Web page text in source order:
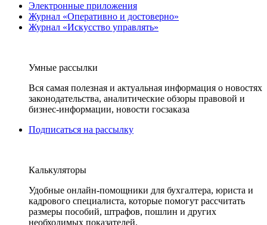
Электронные приложения
Журнал «Оперативно и достоверно»
Журнал «Искусство управлять»
Умные рассылки
Вся самая полезная и актуальная информация о новостях
законодательства, аналитические обзоры правовой и
бизнес-информации, новости госзаказа
Подписаться на рассылку
Калькуляторы
Удобные онлайн-помощники для бухгалтера, юриста и
кадрового специалиста, которые помогут рассчитать
размеры пособий, штрафов, пошлин и других
необходимых показателей.